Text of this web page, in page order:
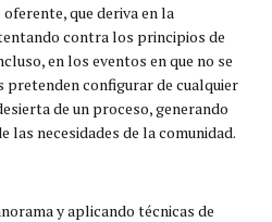
que deriva en la
contra los principios de
en los eventos en que no se
pretenden configurar de cualquier
de un proceso, generando
las necesidades de la comunidad.
y aplicando técnicas de